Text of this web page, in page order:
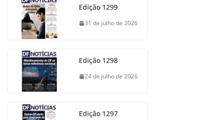
Edição 1299
31 de julho de 2026
Edição 1298
24 de julho de 2026
Edição 1297